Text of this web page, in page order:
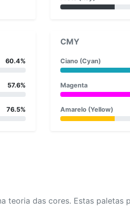
60.4%
57.6%
76.5%
CMY
Ciano (Cyan)
Magenta
Amarelo (Yellow)
teoria das cores. Estas